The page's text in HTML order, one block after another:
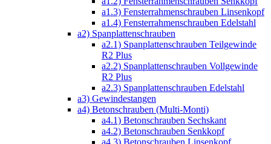
a1.3) Fensterrahmenschrauben Linsenkopf
a1.4) Fensterrahmenschrauben Edelstahl
a2) Spanplattenschrauben
a2.1) Spanplattenschrauben Teilgewinde
R2 Plus
a2.2) Spanplattenschrauben Vollgewinde
R2 Plus
a2.3) Spanplattenschrauben Edelstahl
a3) Gewindestangen
a4) Betonschrauben (Multi-Monti)
a4.1) Betonschrauben Sechskant
a4.2) Betonschrauben Senkkopf